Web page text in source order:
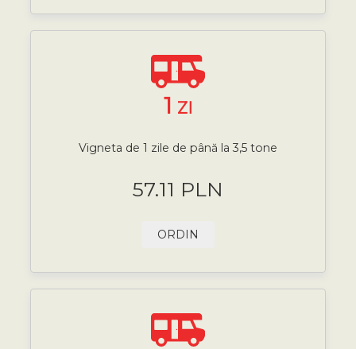
1 ZI
Vigneta de 1 zile de până la 3,5 tone
57.11 PLN
ORDIN